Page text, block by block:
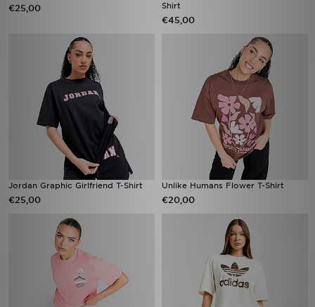
€25,00 Shirt
€45,00
Jordan Graphic Girlfriend T-Shirt
€25,00
Unlike Humans Flower T-Shirt
€20,00